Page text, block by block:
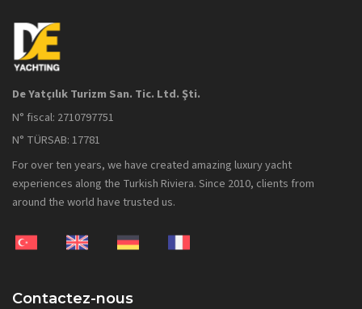
De Yatçılık Turizm San. Tic. Ltd. Şti.
N° fiscal: 2710797751
N° TÜRSAB: 17781
For over ten years, we have created amazing luxury yacht
experiences along the Turkish Riviera. Since 2010, clients from
around the world have trusted us.
Contactez-nous